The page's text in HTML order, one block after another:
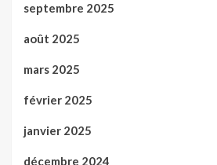
septembre 2025
août 2025
mars 2025
février 2025
janvier 2025
décembre 2024